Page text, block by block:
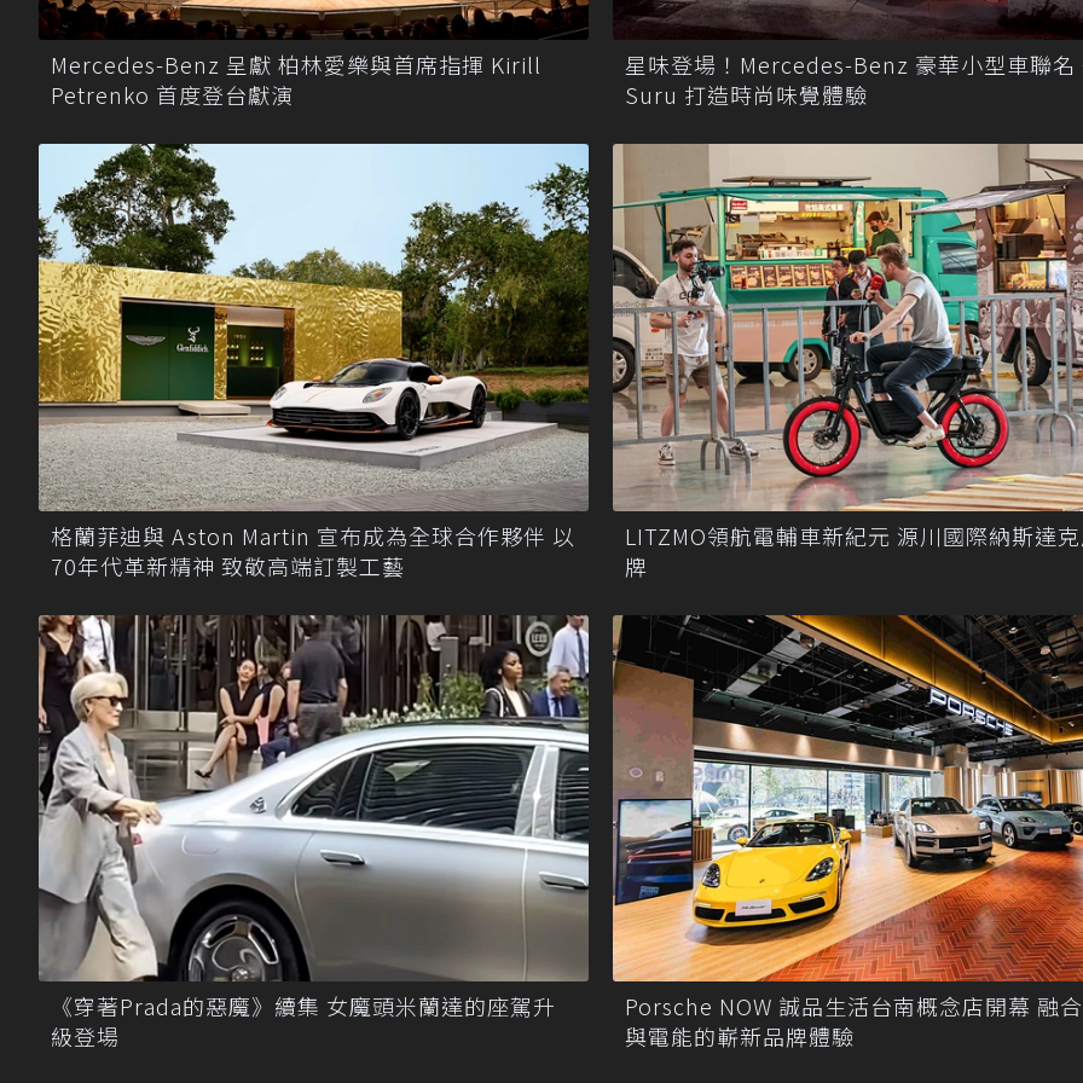
Mercedes-Benz 呈獻 柏林愛樂與首席指揮 Kirill
Petrenko 首度登台獻演
星味登場！Mercedes-Benz 豪華小型車聯
Suru 打造時尚味覺體驗
格蘭菲迪與 Aston Martin 宣布成為全球合作夥伴 以
70年代革新精神 致敬高端訂製工藝
LITZMO領航電輔車新紀元 源川國際納斯達克成功掛
牌
《穿著Prada的惡魔》續集 女魔頭米蘭達的座駕升
級登場
Porsche NOW 誠品生活台南概念店開幕 融
與電能的嶄新品牌體驗